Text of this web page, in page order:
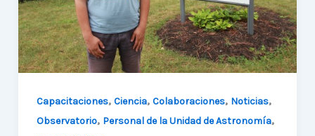
Capacitaciones, Ciencia, Colaboraciones, Noticias,
Observatorio, Personal de la Unidad de Astronomía,